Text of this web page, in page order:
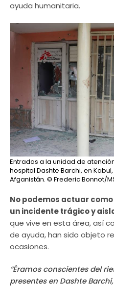
ayuda humanitaria.
Entradas a la unidad de
hospital Dashte Barchi, en
Afganistán. © Frederic Bonnot/
No podemos actuar
un incidente trágico y
que vive en esta área, así
de ayuda, han sido objeto
ocasiones.
“Éramos conscientes del
presentes en Dashte